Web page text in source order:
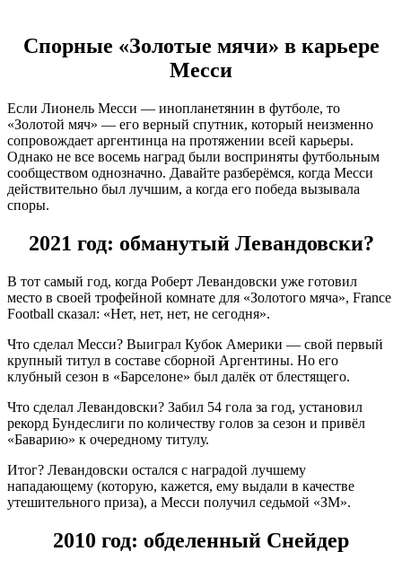
Спорные «Золотые мячи» в карьере
Месси
Если Лионель Месси — инопланетянин в футболе, то
«Золотой мяч» — его верный спутник, который неизменно
сопровождает аргентинца на протяжении всей карьеры.
Однако не все восемь наград были восприняты футбольным
сообществом однозначно. Давайте разберёмся, когда Месси
действительно был лучшим, а когда его победа вызывала
споры.
2021 год: обманутый Левандовски?
В тот самый год, когда Роберт Левандовски уже готовил
место в своей трофейной комнате для «Золотого мяча», France
Football сказал: «Нет, нет, нет, не сегодня».
Что сделал Месси? Выиграл Кубок Америки — свой первый
крупный титул в составе сборной Аргентины. Но его
клубный сезон в «Барселоне» был далёк от блестящего.
Что сделал Левандовски? Забил 54 гола за год, установил
рекорд Бундеслиги по количеству голов за сезон и привёл
«Баварию» к очередному титулу.
Итог? Левандовски остался с наградой лучшему
нападающему (которую, кажется, ему выдали в качестве
утешительного приза), а Месси получил седьмой «ЗМ».
2010 год: обделенный Снейдер